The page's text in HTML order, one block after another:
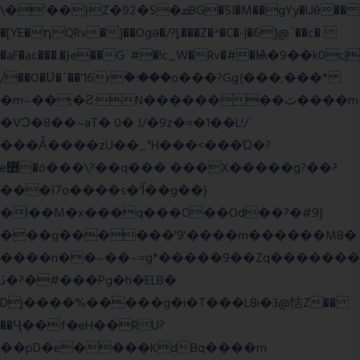
\�'��}Z�92�S�ܩBG�5I�M��gYy�Uȅ��
�[YE�դQRv�]��Ogə�/?|;���Z�^�C�-|�6]@`��c�
�aF�ac���.�}e��G`#�!c_W�Rv�#�Ѩ�9��k0c|
/��O�Ʋ�`��'16rؒ�:���o���?Gg{���;���*
�m~��;�Ƨ:N��������ٿ����m
�VϽ�8��~aT� 0� J/�9z�=�1��L!/
���Ǡ����zU��_"H���<���Ώ�?
e߻�ó���\?��q��� ���X�����g?��?
���ϊ7o����s�'Ĩ��g��}
�l��M�x���q���O��Od��?�#9}
���g������'9'����m������M8�
����n��~��~=g*�����9��Zq�������
ڏ�?�#���Pg�h�ELB�
Dj����%�����g�i�T���L8i�3@恄Z��
��Ҷ��f�eH��R U?
��pD�e����KdBq����m